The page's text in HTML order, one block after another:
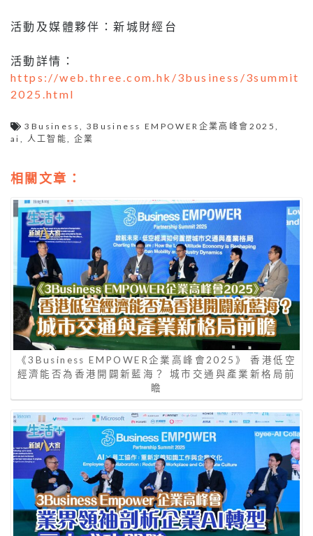
活動及媒體夥伴：新城財經台
活動詳情：
https://web.three.com.hk/3business/3summit
2025.html
3Business 3Business EMPOWER企業高峰會2025
ai
人工智能 ,企業
相關文章：
《3Business EMPOWER企業高峰會2025》 香港低空
經濟能否為香港開闢新藍海？ 城市交通與產業新格局前
瞻